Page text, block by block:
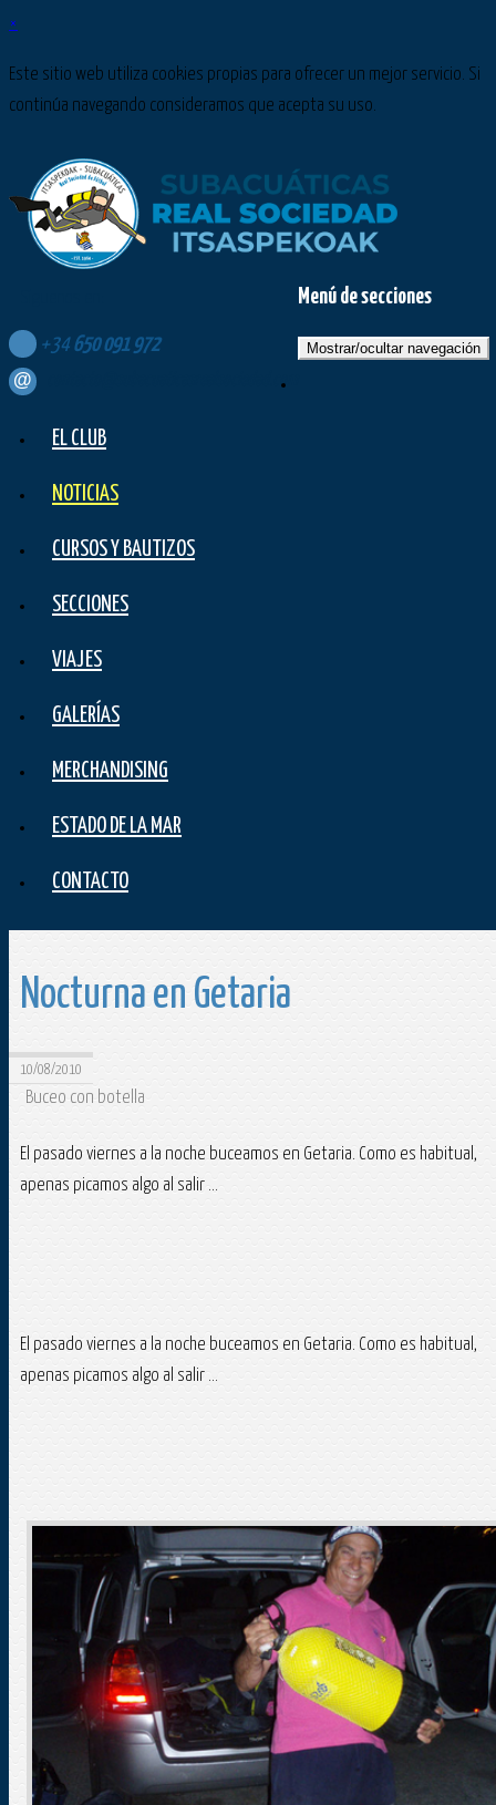
×
Este sitio web utiliza cookies propias para ofrecer un mejor servicio. Si
continúa navegando consideramos que acepta su uso.
+34 650 091 972
contacto@subacuaticasrealsociedad.com
Menú de secciones
Mostrar/ocultar navegación
EL CLUB
NOTICIAS
CURSOS Y BAUTIZOS
SECCIONES
VIAJES
GALERÍAS
MERCHANDISING
ESTADO DE LA MAR
CONTACTO
Nocturna en Getaria
10/08/2010
Buceo con botella
El pasado viernes a la noche buceamos en Getaria. Como es habitual,
apenas picamos algo al salir ...
El pasado viernes a la noche buceamos en Getaria. Como es habitual,
apenas picamos algo al salir ...